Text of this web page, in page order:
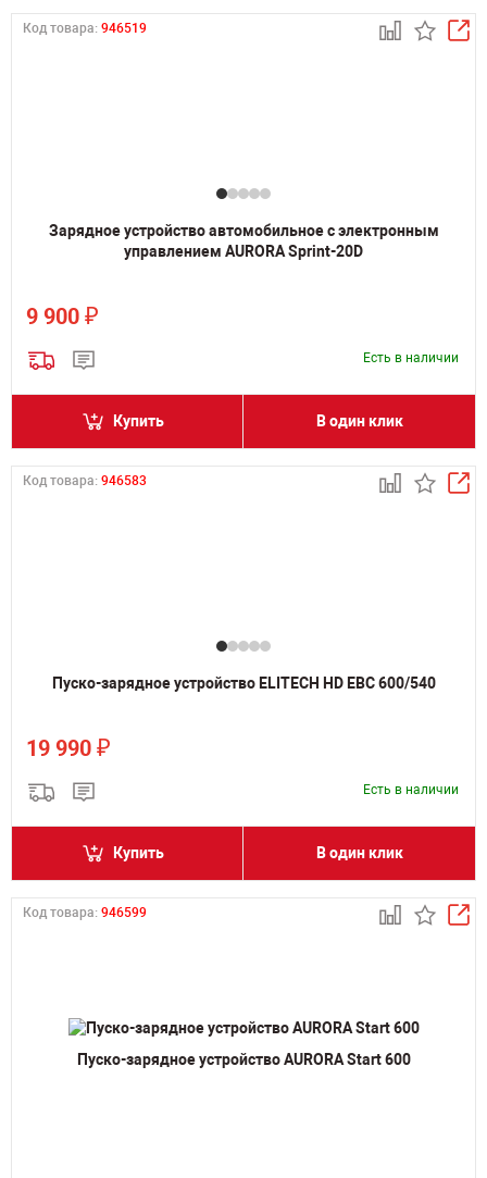
Код товара: 946519
Зарядное устройство автомобильное с электронным
управлением AURORA Sprint-20D
9 900 ₽
Есть в наличии
Купить В один клик
Код товара: 946583
Пуско-зарядное устройство ELITECH HD EBC 600/540
19 990 ₽
Есть в наличии
Купить В один клик
Код товара: 946599
Пуско-зарядное устройство AURORA Start 600